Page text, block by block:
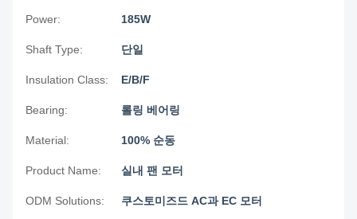
Power: 185W
Shaft Type: 단일
Insulation Class: E/B/F
Bearing: 롤링 베어링
Material: 100% 순동
Product Name: 실내 팬 모터
ODM Solutions: 쿠스토미즈드 AC과 EC 모터